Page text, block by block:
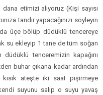
etimizi alıyoruz (Kişi sayısı
tandır yapacağınızı söyleyin
üçe bölüp düdüklü tencereye
su ekleyip 1 tane de tüm soğan
tenceremizin kapağını
buhar çıkana kadar ardından
ateşte iki saat pişirmeye
kendi suyunu salıp o suyu yavaş